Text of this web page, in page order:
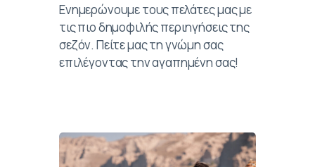
Ενημερώνουμε τους πελάτες μας με
τις πιο δημοφιλής περιηγήσεις της
σεζόν. Πείτε μας τη γνώμη σας
επιλέγοντας την αγαπημένη σας!